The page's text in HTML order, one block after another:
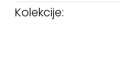
Kolekcije: